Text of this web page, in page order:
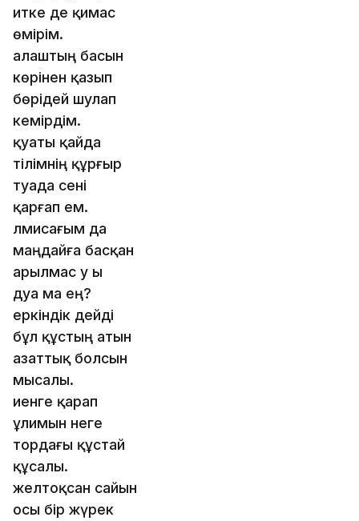
итке де қимас
өмірім.
алаштың басын
көрінен қазып
бөрідей шулап
кемірдім.
қуаты қайда
тілімнің құрғыр
туада сені
қарғап ем.
әлмисағым да
маңдайға басқан
арылмас у ы
дуа ма ең?
еркіндік дейді
бұл құстың атын
азаттық болсын
мысалы.
иенге қарап
ұлимын неге
тордағы құстай
құсалы.
желтоқсан сайын
осы бір жүрек